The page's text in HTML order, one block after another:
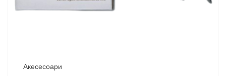
Акесесоари